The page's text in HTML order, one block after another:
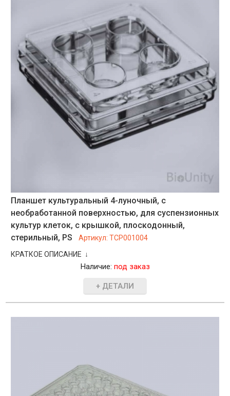
Планшет культуральный 4-луночный, с
необработанной поверхностью, для суспензионных
культур клеток, с крышкой, плоскодонный,
стерильный, PS
Артикул:TCP001004
КРАТКОЕ ОПИСАНИЕ ↓
Наличие: под заказ
+ ДЕТАЛИ